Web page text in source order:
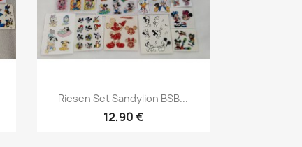
Riesen Set Sandylion BSB...
12,90 €